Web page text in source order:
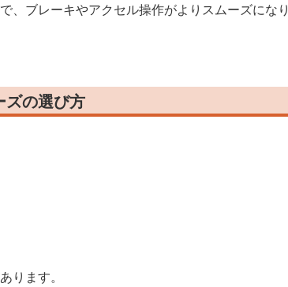
、ブレーキやアクセル操作がよりスムーズになり
ズの選び方
ります。